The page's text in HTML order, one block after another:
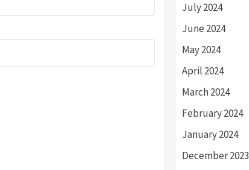
July 2024
June 2024
May 2024
April 2024
March 2024
February 2024
January 2024
December 2023